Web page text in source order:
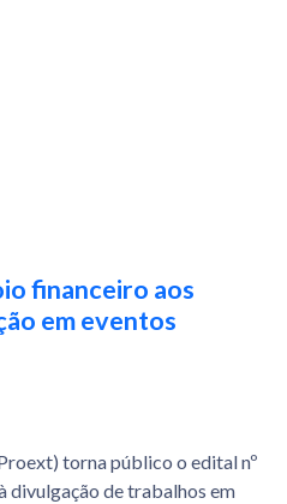
financeiro aos
em eventos
torna público o edital nº
divulgação de trabalhos em